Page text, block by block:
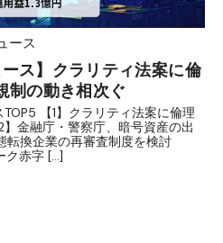
ース
ース】クラリティ法案に倫
制の動き相次ぐ
【1】クラリティ法案に倫理
金融庁・警察庁、暗号資産の出
転換企業の再審査制度を検討
ク赤字 […]